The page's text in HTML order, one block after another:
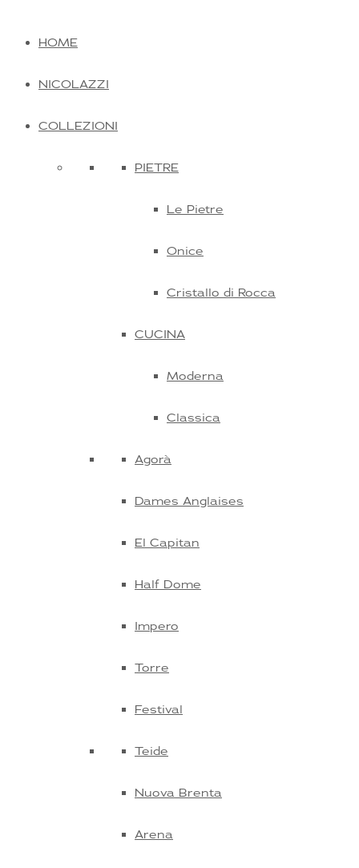
HOME
NICOLAZZI
COLLEZIONI
PIETRE
Le Pietre
Onice
Cristallo di Rocca
CUCINA
Moderna
Classica
Agorà
Dames Anglaises
El Capitan
Half Dome
Impero
Torre
Festival
Teide
Nuova Brenta
Arena